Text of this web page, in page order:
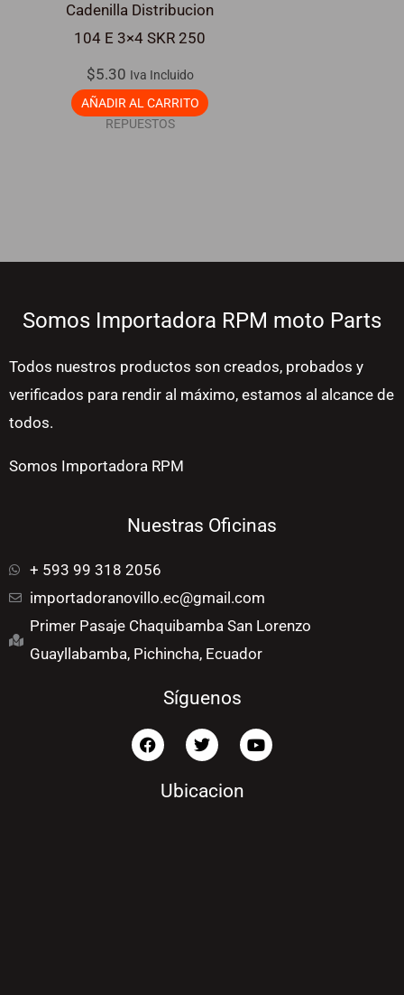
Cadenilla Distribucion
104 E 3×4 SKR 250
$5.30 Iva Incluido
AÑADIR AL CARRITO
REPUESTOS
Somos Importadora RPM moto Parts
Todos nuestros productos son creados, probados y
verificados para rendir al máximo, estamos al alcance de
todos.
Somos Importadora RPM
Nuestras Oficinas
+ 593 99 318 2056
importadoranovillo.ec@gmail.com
Primer Pasaje Chaquibamba San Lorenzo
Guayllabamba, Pichincha, Ecuador
Síguenos
F
a
T
w
t
t
Y
o
Ubicacion